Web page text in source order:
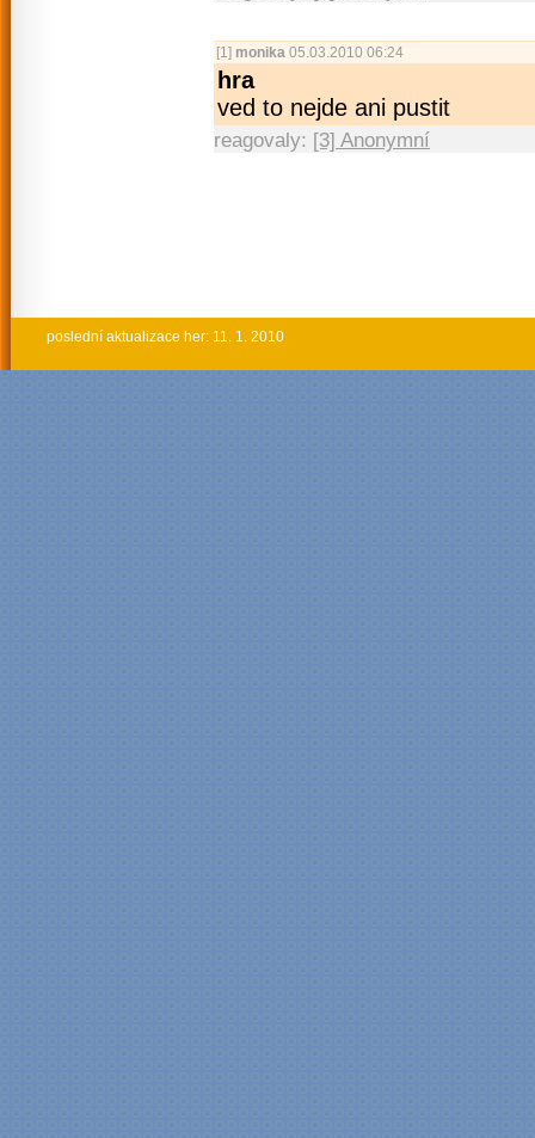
[1] monika 05.03.2010 06:24
hra
ved to nejde ani pustit
reagovaly: [3] Anonymní
poslední aktualizace her: 11. 1. 2010